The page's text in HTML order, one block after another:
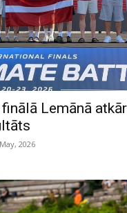
Lemānā
2026